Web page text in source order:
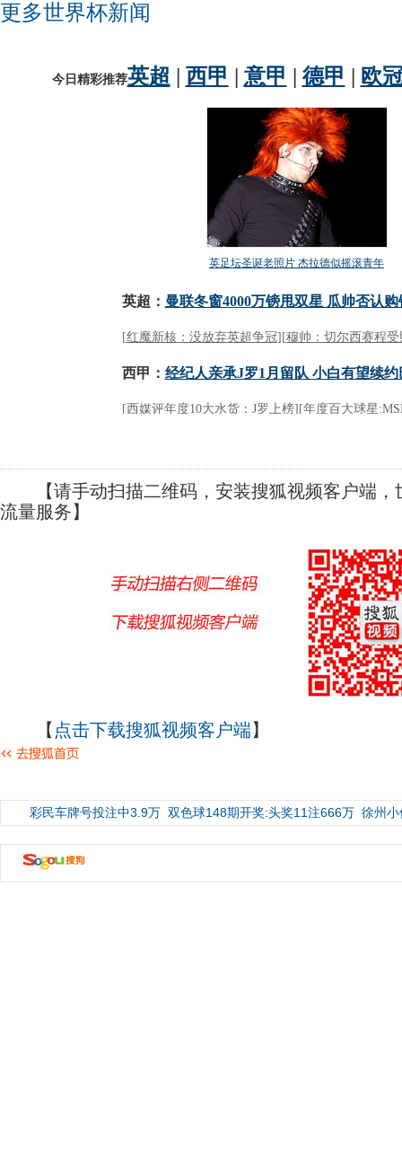
更多世界杯新闻
【请手动扫描二维码，安装搜狐视频客户端，
流量服务】
【 点击下载搜狐视频客户端】
彩民车牌号投注中3.9万 双色球148期开奖:头奖11注666万 徐州